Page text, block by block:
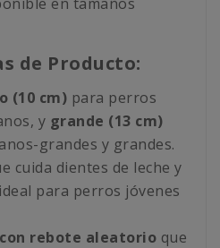
de Producto:
(10 cm) para perros
y grande (13 cm)
grandes y grandes.
cuida dientes de leche y
para perros jóvenes
rebote aleatorio que